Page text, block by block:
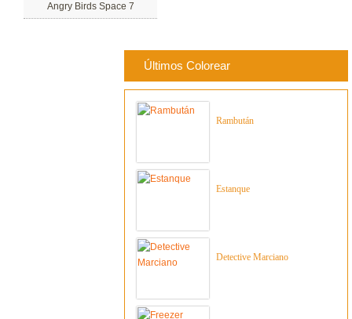
Angry Birds Space 7
Últimos Colorear
Rambután
Estanque
Detective Marciano